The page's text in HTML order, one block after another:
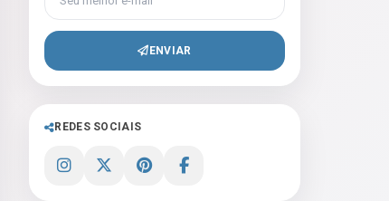
ENVIAR
REDES SOCIAIS